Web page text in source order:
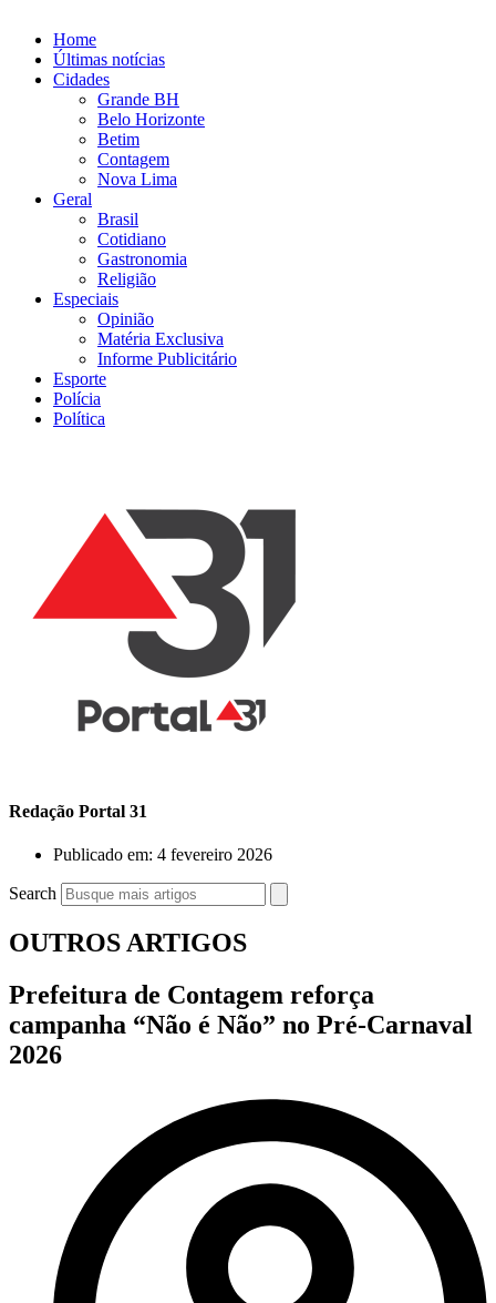
Home
Últimas notícias
Cidades
Grande BH
Belo Horizonte
Betim
Contagem
Nova Lima
Geral
Brasil
Cotidiano
Gastronomia
Religião
Especiais
Opinião
Matéria Exclusiva
Informe Publicitário
Esporte
Polícia
Política
Redação Portal 31
Publicado em: 4 fevereiro 2026
Search
OUTROS ARTIGOS
Prefeitura de Contagem reforça
campanha “Não é Não” no Pré-Carnaval
2026